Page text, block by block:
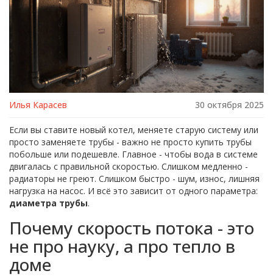
Илья Карасев 30 октября 2025
Если вы ставите новый котел, меняете старую систему или
просто заменяете трубы - важно не просто купить трубы
побольше или подешевле. Главное - чтобы вода в системе
двигалась с правильной скоростью. Слишком медленно -
радиаторы не греют. Слишком быстро - шум, износ, лишняя
нагрузка на насос. И всё это зависит от одного параметра:
диаметра трубы.
Почему скорость потока - это
не про науку, а про тепло в
доме